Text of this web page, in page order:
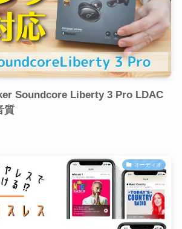
Soundcore Liberty 3 Pro LDAC
質
オーディオ